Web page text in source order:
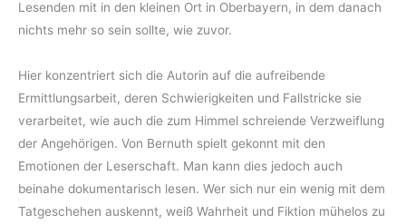
Lesenden mit in den kleinen Ort in Oberbayern, in dem danach
nichts mehr so sein sollte, wie zuvor.
Hier konzentriert sich die Autorin auf die aufreibende
Ermittlungsarbeit, deren Schwierigkeiten und Fallstricke sie
verarbeitet, wie auch die zum Himmel schreiende Verzweiflung
der Angehörigen. Von Bernuth spielt gekonnt mit den
Emotionen der Leserschaft. Man kann dies jedoch auch
beinahe dokumentarisch lesen. Wer sich nur ein wenig mit dem
Tatgeschehen auskennt, weiß Wahrheit und Fiktion mühelos zu